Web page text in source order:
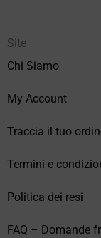
Site
Chi Siamo
My Account
Traccia il tuo
Termini e
Politica dei resi
FAQ – Domande